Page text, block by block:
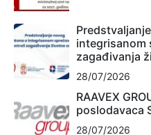
integrisanom
zagađivanja
28/07/2026
RAAVEX
poslodavaca
28/07/2026